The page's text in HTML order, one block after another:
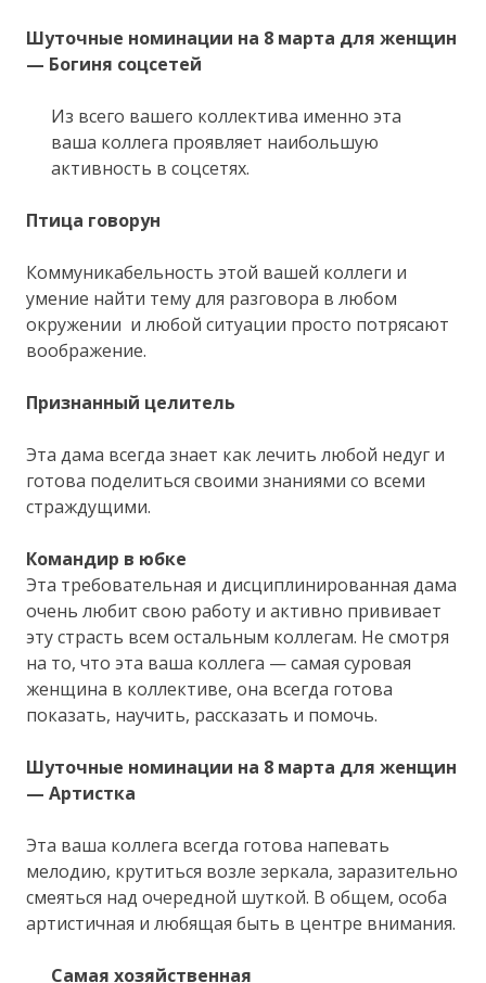
Шуточные номинации на 8 марта для женщин
— Богиня соцсетей
Из всего вашего коллектива именно эта
ваша коллега проявляет наибольшую
активность в соцсетях.
Птица говорун
Коммуникабельность этой вашей коллеги и
умение найти тему для разговора в любом
окружении и любой ситуации просто потрясают
воображение.
Признанный целитель
Эта дама всегда знает как лечить любой недуг и
готова поделиться своими знаниями со всеми
страждущими.
Командир в юбке
Эта требовательная и дисциплинированная дама
очень любит свою работу и активно прививает
эту страсть всем остальным коллегам. Не смотря
на то, что эта ваша коллега — самая суровая
женщина в коллективе, она всегда готова
показать, научить, рассказать и помочь.
Шуточные номинации на 8 марта для женщин
— Артистка
Эта ваша коллега всегда готова напевать
мелодию, крутиться возле зеркала, заразительно
смеяться над очередной шуткой. В общем, особа
артистичная и любящая быть в центре внимания.
Самая хозяйственная